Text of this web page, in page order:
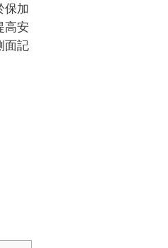
保加
高安
面記